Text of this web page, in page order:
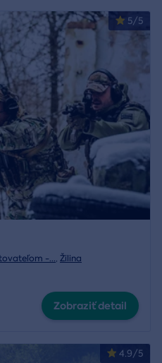
5/5
-..., Žilina
Zobraziť detail
4.9/5